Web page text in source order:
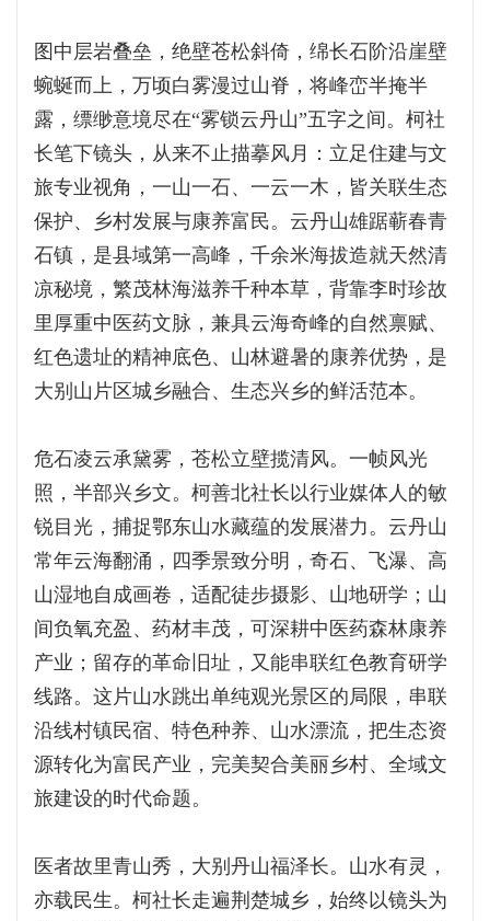
图中层岩叠垒，绝壁苍松斜倚，绵长石阶沿崖壁
蜿蜒而上，万顷白雾漫过山脊，将峰峦半掩半
露，缥缈意境尽在“雾锁云丹山”五字之间。柯社
长笔下镜头，从来不止描摹风月：立足住建与文
旅专业视角，一山一石、一云一木，皆关联生态
保护、乡村发展与康养富民。云丹山雄踞蕲春青
石镇，是县域第一高峰，千余米海拔造就天然清
凉秘境，繁茂林海滋养千种本草，背靠李时珍故
里厚重中医药文脉，兼具云海奇峰的自然禀赋、
红色遗址的精神底色、山林避暑的康养优势，是
大别山片区城乡融合、生态兴乡的鲜活范本。
危石凌云承黛雾，苍松立壁揽清风。一帧风光
照，半部兴乡文。柯善北社长以行业媒体人的敏
锐目光，捕捉鄂东山水藏蕴的发展潜力。云丹山
常年云海翻涌，四季景致分明，奇石、飞瀑、高
山湿地自成画卷，适配徒步摄影、山地研学；山
间负氧充盈、药材丰茂，可深耕中医药森林康养
产业；留存的革命旧址，又能串联红色教育研学
线路。这片山水跳出单纯观光景区的局限，串联
沿线村镇民宿、特色种养、山水漂流，把生态资
源转化为富民产业，完美契合美丽乡村、全域文
旅建设的时代命题。
医者故里青山秀，大别丹山福泽长。山水有灵，
亦载民生。柯社长走遍荆楚城乡，始终以镜头为